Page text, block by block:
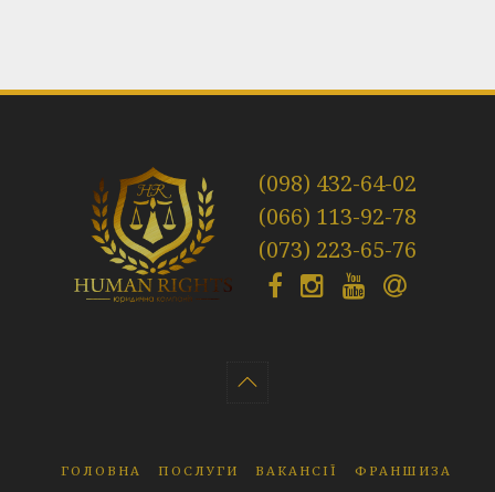
(098) 432-64-02
(066) 113-92-78
(073) 223-65-76
ГОЛОВНА ПОСЛУГИ ВАКАНСІЇ ФРАНШИЗА